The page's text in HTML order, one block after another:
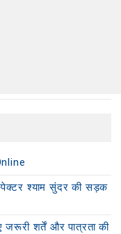
श्याम सुंदर की सड़क
शर्तें और पात्रता की